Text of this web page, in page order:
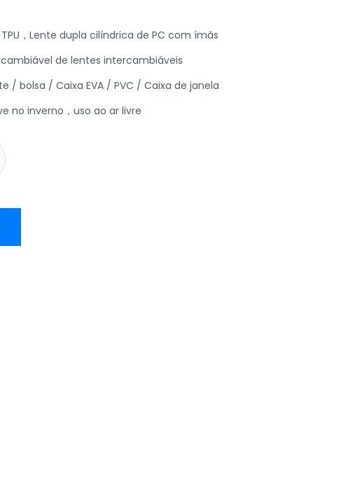
，Lente dupla cilíndrica de PC com ímãs
de lentes intercambiáveis
/ bolsa / Caixa EVA / PVC / Caixa de janela
no inverno，uso ao ar livre